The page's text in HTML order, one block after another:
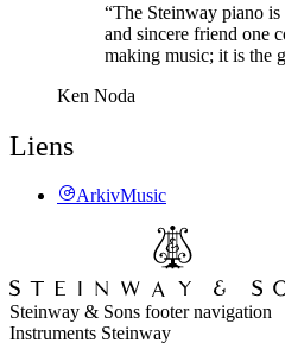
“The Steinway piano
and sincere friend one
making music; it is the
Ken Noda
Liens
ArkivMusic
Steinway & Sons footer navigation
Instruments Steinway